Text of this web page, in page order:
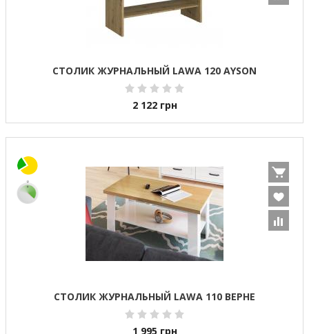
СТОЛИК ЖУРНАЛЬНЫЙ LAWА 120 AYSON
2 122 грн
СТОЛИК ЖУРНАЛЬНЫЙ LAWA 110 ВЕРНЕ
1 995 грн